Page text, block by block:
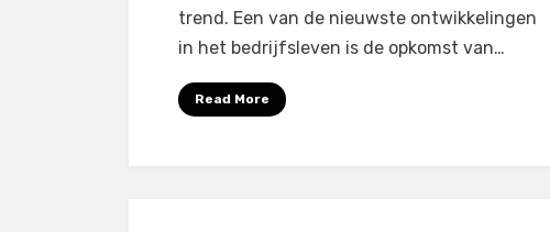
trend. Een van de nieuwste ontwikkelingen
in het bedrijfsleven is de opkomst van…
Read More